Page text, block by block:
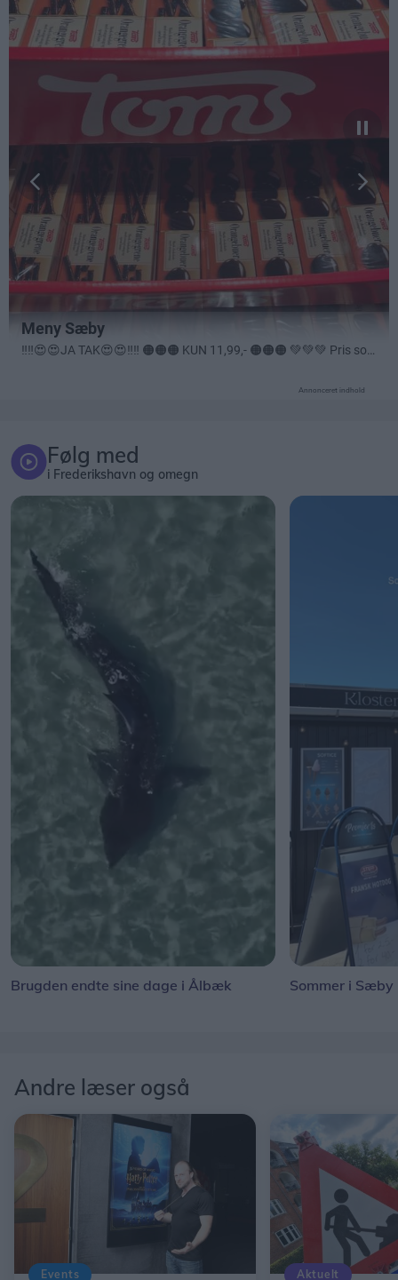
Annonceret indhold
Følg med
i Frederikshavn og omegn
Brugden endte sine dage i Ålbæk Sommer i Sæby
Andre læser også
Events Aktuelt